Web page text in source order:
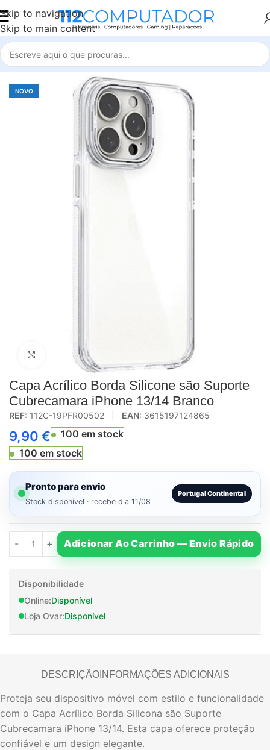
Skip to navigation
Skip to main content
Início Accessories
NOVO
Click to enlarge
Capa Acrílico Borda Silicone são Suporte
Cubrecamara iPhone 13/14 Branco
REF: 112C-19PFR00502 EAN: 3615197124865
9,90 €
100 em stock
100 em stock
Pronto para envio
Stock disponível · recebe dia 11/08
Portugal Continental
Adicionar Ao Carrinho — Envio Rápido
Disponibilidade
Online:Disponível
Loja Ovar:Disponível
DESCRIÇÃOINFORMAÇÕES ADICIONAIS
Proteja seu dispositivo móvel com estilo e funcionalidade
com o Capa Acrílico Borda Silicona são Suporte
Cubrecamara iPhone 13/14. Esta capa oferece proteção
confiável e um design elegante.